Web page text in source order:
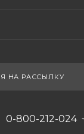
НА РАССЫЛКУ
0-800-212-024